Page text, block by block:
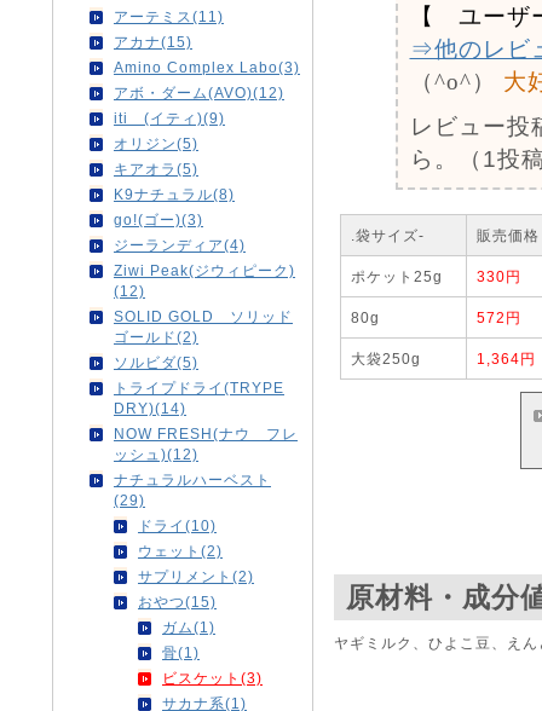
アーテミス(11)
アカナ(15)
Amino Complex Labo(3)
アボ・ダーム(AVO)(12)
iti (イティ)(9)
オリジン(5)
キアオラ(5)
K9ナチュラル(8)
go!(ゴー)(3)
ジーランディア(4)
Ziwi Peak(ジウィピーク)
(12)
SOLID GOLD ソリッド
ゴールド(2)
ソルビダ(5)
トライプドライ(TRYPE
DRY)(14)
NOW FRESH(ナウ フレ
ッシュ)(12)
ナチュラルハーベスト
(29)
ドライ(10)
ウェット(2)
サプリメント(2)
おやつ(15)
ガム(1)
骨(1)
ビスケット(3)
サカナ系(1)
【 ユーザ
⇒他のレビ
（^o^）
大
レビュー投
ら。（1投
.袋サイズ- 販売価格
ポケット25g 330円
80g 572円
大袋250g 1,364円
原材料・成分
ヤギミルク、ひよこ豆、え